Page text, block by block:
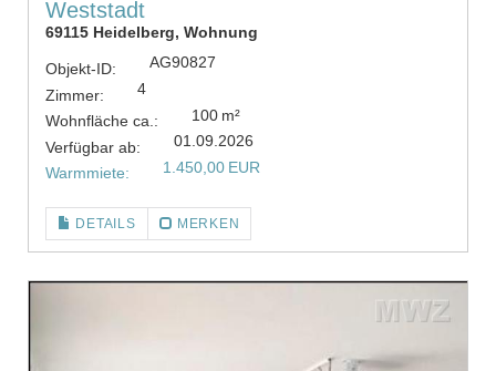
Weststadt
69115 Heidelberg, Wohnung
Objekt-ID:
AG90827
Zimmer:
4
Wohnfläche ca.:
100 m²
Verfügbar ab:
01.09.2026
Warmmiete:
1.450,00 EUR
DETAILS MERKEN